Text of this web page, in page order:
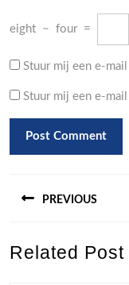
eight − four =
Stuur mij een e-
Stuur mij een e-
PREVIOUS
post:
Related Post